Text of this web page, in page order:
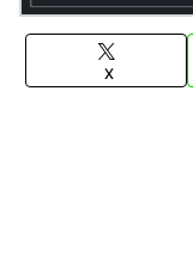
X